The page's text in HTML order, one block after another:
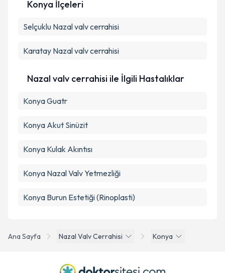
Metni'ni okudum ve kişisel verilerimin belirtilen
Ana Sayfa Nazal Valv Cerrahisi Konya
Konya İlçeleri
Selçuklu Nazal valv cerrahisi
Karatay Nazal valv cerrahisi
Nazal valv cerrahisi ile İlgili Hastalıklar
Konya Guatr
Konya Akut Sinüzit
Konya Kulak Akıntısı
Konya Nazal Valv Yetmezliği
Konya Burun Estetiği (Rinoplasti)